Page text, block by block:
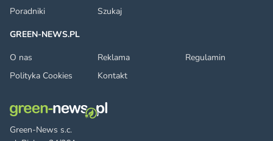
Green-News s.c.
Poradniki
Szukaj
GREEN-NEWS.PL
O nas
Reklama
Regulamin
Polityka Cookies
Kontakt